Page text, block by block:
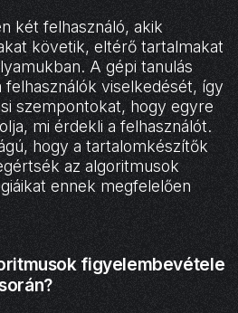
két felhasználó, akik
követik, eltérő tartalmakat
A gépi tanulás
felhasználók viselkedését, így
szempontokat, hogy egyre
mi érdekli a felhasználót.
hogy a tartalomkészítők
az algoritmusok
ennek megfelelően
figyelembevétele